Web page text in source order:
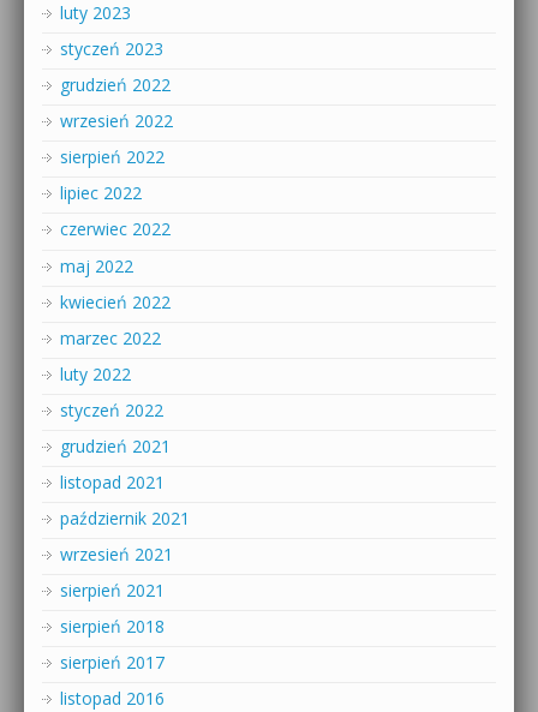
luty 2023
styczeń 2023
grudzień 2022
wrzesień 2022
sierpień 2022
lipiec 2022
czerwiec 2022
maj 2022
kwiecień 2022
marzec 2022
luty 2022
styczeń 2022
grudzień 2021
listopad 2021
październik 2021
wrzesień 2021
sierpień 2021
sierpień 2018
sierpień 2017
listopad 2016